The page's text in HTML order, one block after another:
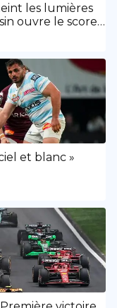
les lumières
ouvre le score,
et blanc »